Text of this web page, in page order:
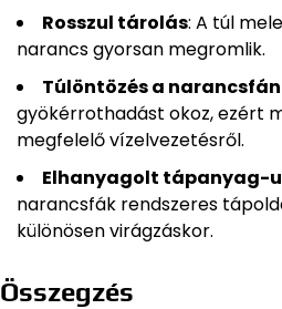
Rosszul tárolás: A túl
narancs gyorsan megromlik.
Túlöntözés a
gyökérrothadást okoz, ezért
megfelelő vízelvezetésről.
Elhanyagolt tápanyag-
narancsfák rendszeres
különösen virágzáskor.
Összegzés